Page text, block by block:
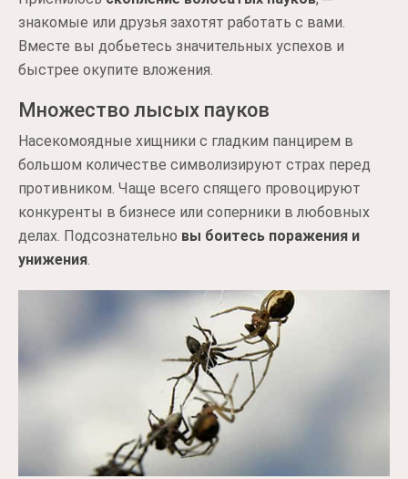
знакомые или друзья захотят работать с вами.
Вместе вы добьетесь значительных успехов и
быстрее окупите вложения.
Множество лысых пауков
Насекомоядные хищники с гладким панцирем в
большом количестве символизируют страх перед
противником. Чаще всего спящего провоцируют
конкуренты в бизнесе или соперники в любовных
делах. Подсознательно вы боитесь поражения и
унижения.